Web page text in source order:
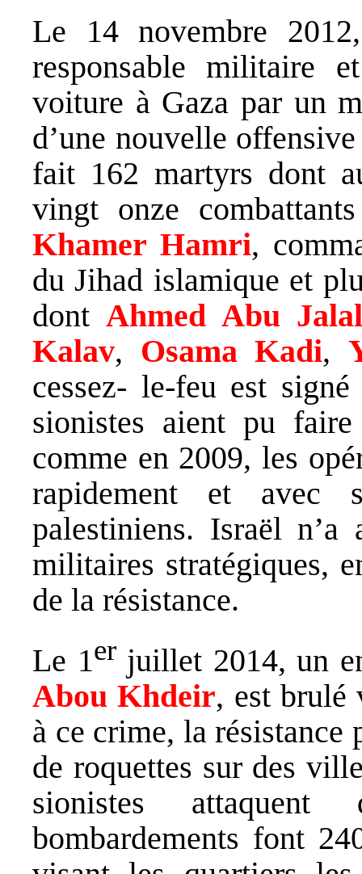
Le 14 novembre
responsable militaire
voiture à Gaza par un
d’une nouvelle
fait 162 martyrs dont
vingt onze
Khamer Hamri,
du Jihad islamique et
dontAhmed Abu
Kalav, Osama Kadi,
cessez- le-feu est
sionistes aient pu
comme en 2009, les
rapidement et avec
palestiniens. Israël
militaires stratégiques,
de la résistance.
Le 1erjuillet 2014, un
Abou Khdeir, est brulé
à ce crime, la résistance
de roquettes sur des
sionistes
bombardements font